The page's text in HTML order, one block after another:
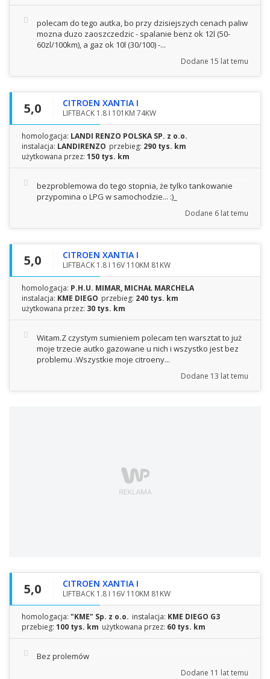
polecam do tego autka, bo przy dzisiejszych cenach paliw
mozna duzo zaoszczedzic - spalanie benz ok 12l (50-
60zl/100km), a gaz ok 10l (30/100) -...
Dodane 15 lat temu
5,0 CITROEN XANTIA I
LIFTBACK 1.8 I 101KM 74KW
homologacja: LANDI RENZO POLSKA SP. z o.o.
instalacja: LANDIRENZO przebieg: 290 tys. km
użytkowana przez: 150 tys. km
bezproblemowa do tego stopnia, że tylko tankowanie
przypomina o LPG w samochodzie... :)_
Dodane 6 lat temu
5,0 CITROEN XANTIA I
LIFTBACK 1.8 I 16V 110KM 81KW
homologacja: P.H.U. MIMAR, MICHAŁ MARCHELA
instalacja: KME DIEGO przebieg: 240 tys. km
użytkowana przez: 30 tys. km
Witam.Z czystym sumieniem polecam ten warsztat to już
moje trzecie autko gazowane u nich i wszystko jest bez
problemu .Wszystkie moje citroeny...
Dodane 13 lat temu
5,0 CITROEN XANTIA I
LIFTBACK 1.8 I 16V 110KM 81KW
homologacja: "KME" Sp. z o.o. instalacja: KME DIEGO G3
przebieg: 100 tys. km użytkowana przez: 60 tys. km
Bez prolemów
Dodane 11 lat temu